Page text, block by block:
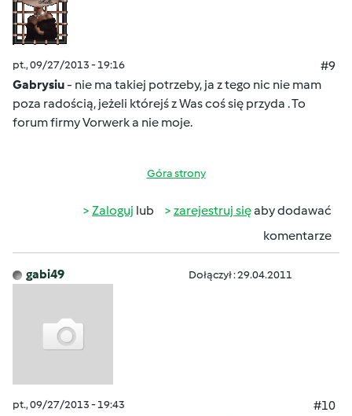
pt., 09/27/2013 - 19:16
#9
Gabrysiu- nie ma takiej potrzeby, ja z tego nic nie mam
poza radością, jeżeli którejś z Was coś się przyda . To
forum firmy Vorwerk a nie moje.
Góra strony
Zaloguj lub zarejestruj sięaby dodawać
komentarze
gabi49 Dołączył : 29.04.2011
pt., 09/27/2013 - 19:43
#10